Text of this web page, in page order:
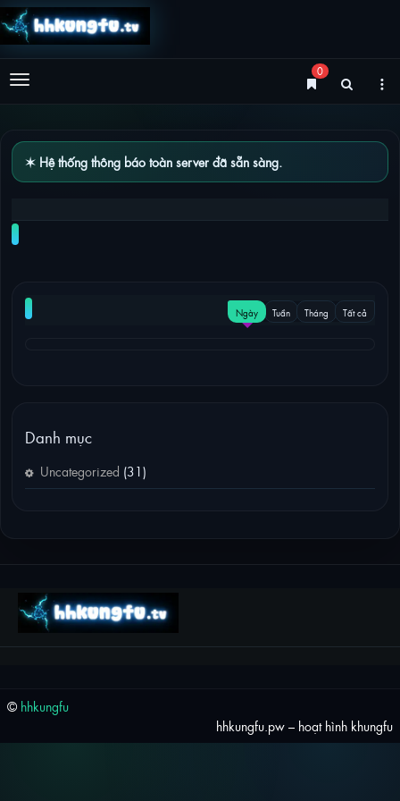
Menu
0
✶ Hệ thống thông báo toàn server đã sẵn sàng.
THE CHOSEN ONE
NỔI BẬT Ngày Tuần Tháng Tất cả
Danh mục
Uncategorized (31)
© hhkungfu
hhkungfu.pw – hoạt hình khungfu